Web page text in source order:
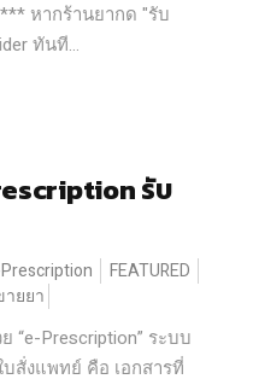
หากร้านยากด "รับ
ทันที...
รับ
FEATURED
ยยา
“e-Prescription” ระบบ
สั่งแพทย์ คือ เอกสารที่